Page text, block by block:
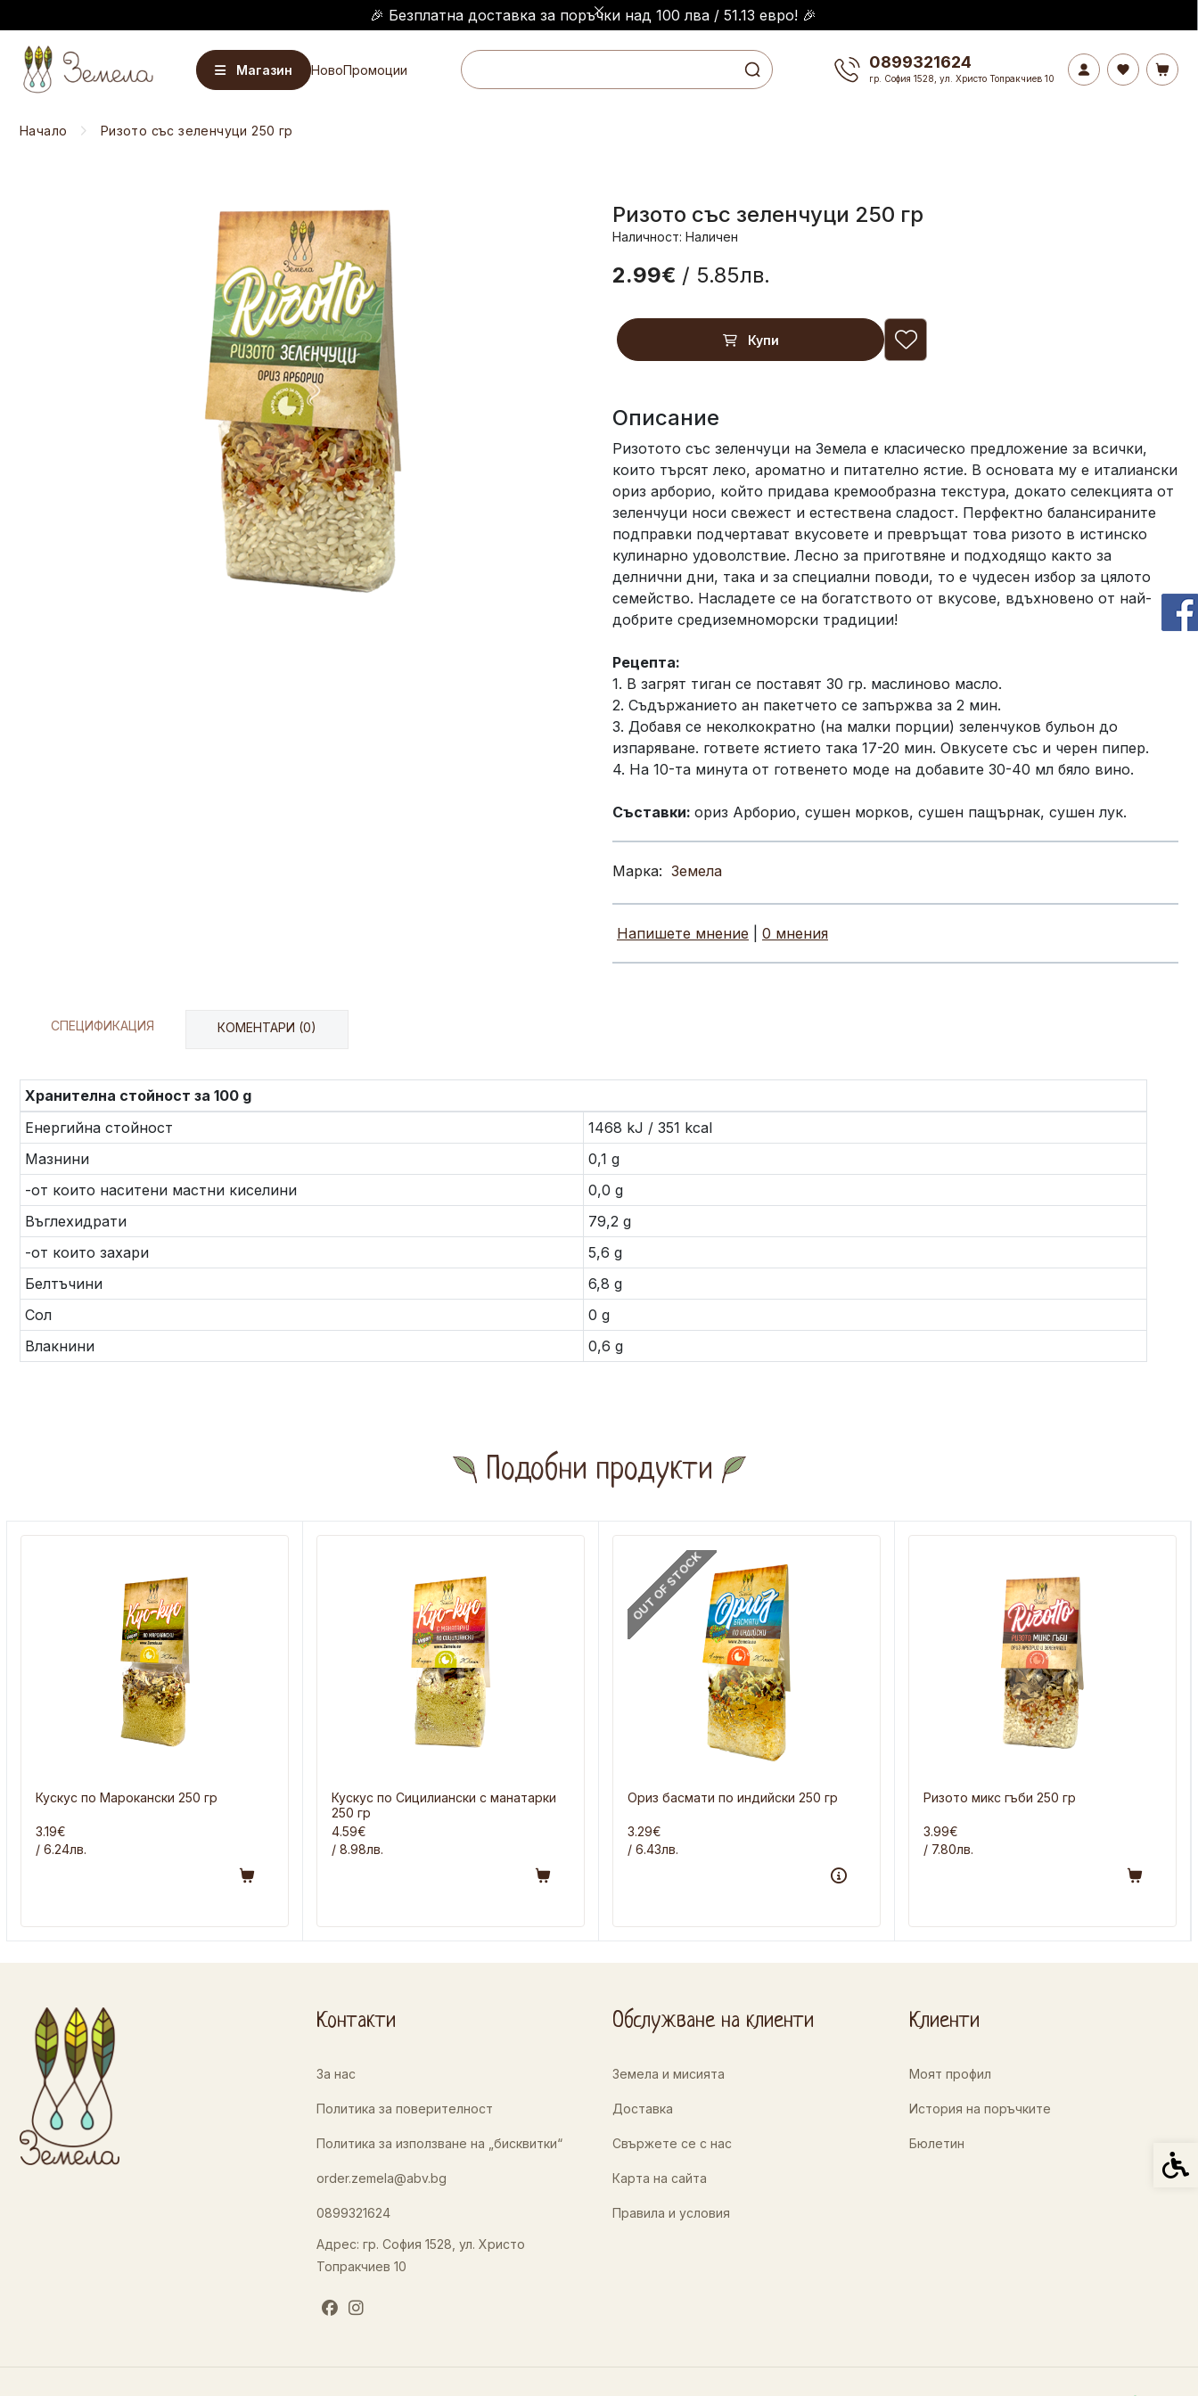
🎉 Безплатна доставка за поръчки над 100 лва / 51.13 евро! 🎉
Магазин НовоПромоции 0899321624
гр. София 1528, ул. Христо Топракчиев 10
Начало Ризото със зеленчуци 250 гр
Ризото със зеленчуци 250 гр
Наличност: Наличен
2.99€ / 5.85лв.
Купи
Описание
Ризотото със зеленчуци на Земела е класическо предложение за всички,
които търсят леко, ароматно и питателно ястие. В основата му е италиански
ориз арборио, който придава кремообразна текстура, докато селекцията от
зеленчуци носи свежест и естествена сладост. Перфектно балансираните
подправки подчертават вкусовете и превръщат това ризото в истинско
кулинарно удоволствие. Лесно за приготвяне и подходящо както за
делнични дни, така и за специални поводи, то е чудесен избор за цялото
семейство. Насладете се на богатството от вкусове, вдъхновено от най-
добрите средиземноморски традиции!
Рецепта:
1. В загрят тиган се поставят 30 гр. маслиново масло.
2. Съдържанието ан пакетчето се запържва за 2 мин.
3. Добавя се неколкократно (на малки порции) зеленчуков бульон до
изпаряване. гответе ястието така 17-20 мин. Овкусете със и черен пипер.
4. На 10-та минута от готвенето моде на добавите 30-40 мл бяло вино.
Съставки: ориз Арборио, сушен морков, сушен пащърнак, сушен лук.
Марка: Земела
Напишете мнение 0 мнения
СПЕЦИФИКАЦИЯ КОМЕНТАРИ (0)
Хранителна стойност за 100 g
Енергийна стойност
1468 kJ / 351 kcal
Мазнини
0,1 g
-от които наситени мастни киселини
0,0 g
Въглехидрати
79,2 g
-от които захари
5,6 g
Белтъчини
6,8 g
Сол
0 g
Влакнини
0,6 g
Подобни продукти
Кускус по Марокански 250 гр
3.19€
/ 6.24лв.
Кускус по Сицилиански с манатарки
250 гр
4.59€
/ 8.98лв.
OUT OF STOCK
Ориз басмати по индийски 250 гр
3.29€
/ 6.43лв.
Ризото микс гъби 250 гр
3.99€
/ 7.80лв.
Контакти
За нас
Политика за поверителност
Политика за използване на „бисквитки“
order.zemela@abv.bg
0899321624
Адрес: гр. София 1528, ул. Христо
Топракчиев 10
Обслужване на клиенти
Земела и мисията
Доставка
Свържете се с нас
Карта на сайта
Правила и условия
Клиенти
Моят профил
История на поръчките
Бюлетин